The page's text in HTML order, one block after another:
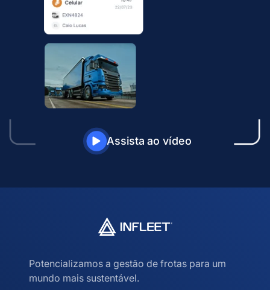
Assista ao vídeo
Potencializamos a gestão de frotas para um
mundo mais sustentável.